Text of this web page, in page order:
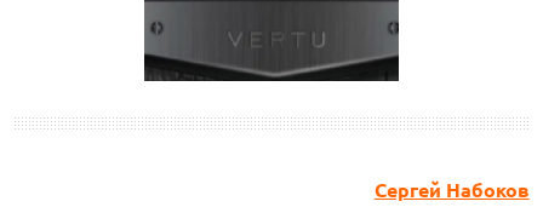
Сергей Набоков